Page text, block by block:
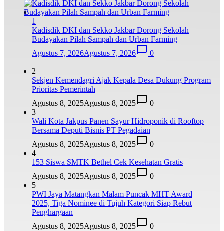
1
Kadisdik DKI dan Sekko Jakbar Dorong Sekolah
Budayakan Pilah Sampah dan Urban Farming
Agustus 7, 2026Agustus 7, 2026 0
2
Sekjen Kemendagri Ajak Kepala Desa Dukung Program
Prioritas Pemerintah
Agustus 8, 2025Agustus 8, 2025
0
3
Wali Kota Jakpus Panen Sayur Hidroponik di Rooftop
Bersama Deputi Bisnis PT Pegadaian
Agustus 8, 2025Agustus 8, 2025
0
4
153 Siswa SMTK Bethel Cek Kesehatan Gratis
Agustus 8, 2025Agustus 8, 2025
0
5
PWI Jaya Matangkan Malam Puncak MHT Award
2025, Tiga Nominee di Tujuh Kategori Siap Rebut
Penghargaan
Agustus 8, 2025Agustus 8, 2025 0